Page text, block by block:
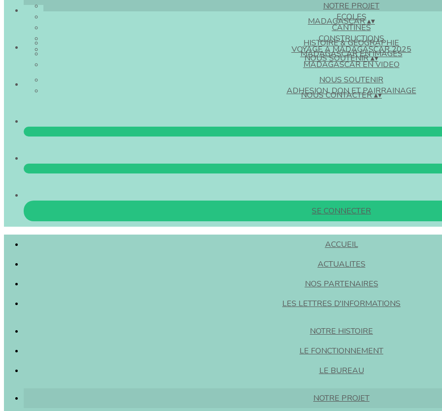
NOTRE PROJET
ECOLES
CANTINES
CONSTRUCTIONS
VOYAGE A MADAGASCAR 2025
MADAGASCAR▴▾
HISTOIRE & GEOGRAPHIE
MADAGASCAR EN IMAGES
MADAGASCAR EN VIDEO
NOUS SOUTENIR▴▾
NOUS SOUTENIR
ADHESION, DON ET PAIRRAINAGE
NOUS CONTACTER▴▾
SE CONNECTER
ACCUEIL
ACTUALITES
NOS PARTENAIRES
LES LETTRES D'INFORMATIONS
NOTRE HISTOIRE
LE FONCTIONNEMENT
LE BUREAU
NOTRE PROJET